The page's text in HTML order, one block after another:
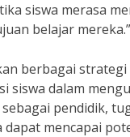
siswa merasa
belajar mereka.”
berbagai
siswa dalam
pendidik,
dapat mencapai